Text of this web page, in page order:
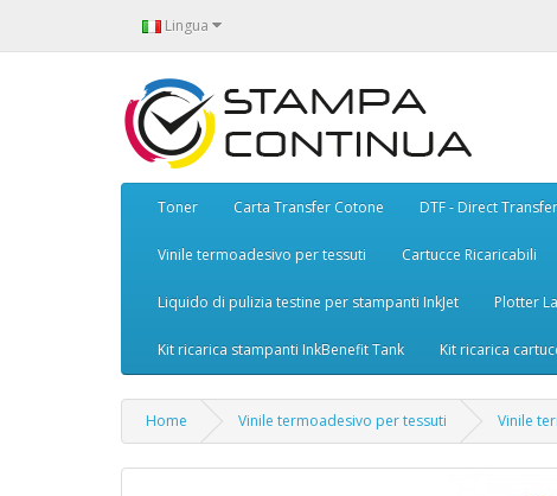
Lingua
Toner Carta Transfer Cotone DTF - Direct
Vinile termoadesivo per tessuti Cartucce Ricaricabili
Liquido di pulizia testine per stampanti InkJet Plotter
Kit ricarica stampanti InkBenefit Tank Kit ricarica
Home Vinile termoadesivo per tessuti Vinile